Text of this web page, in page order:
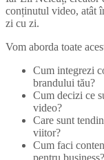
conținutul video, atât
zi cu zi.
Vom aborda toate
Cum integrezi
brandului tău?
Cum decizi ce
video?
Care sunt
viitor?
Cum faci